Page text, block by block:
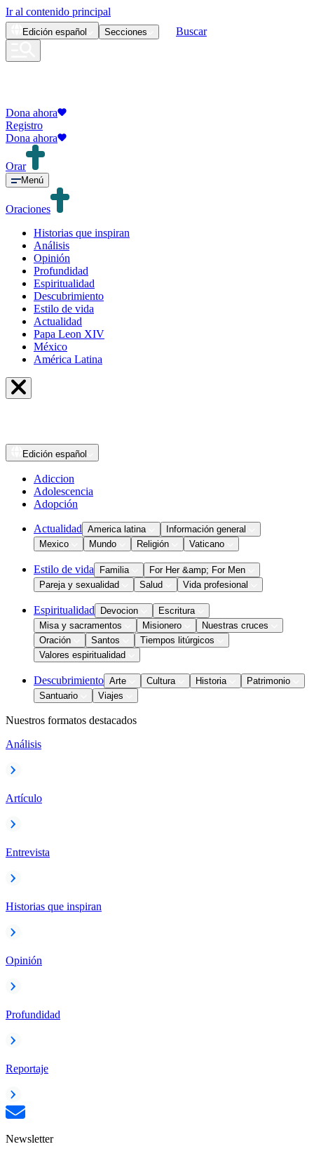
Ir al contenido principal
Edición español Secciones Buscar
Dona ahora
Registro
Dona ahora
Orar
Menú
Oraciones
Historias que inspiran
Análisis
Opinión
Profundidad
Espiritualidad
Descubrimiento
Estilo de vida
Actualidad
Papa Leon XIV
México
América Latina
Edición español
Adiccion
Adolescencia
Adopción
Actualidad America latina
Información general
Mexico
Mundo Religión Vaticano
Estilo de vida Familia
For Her &amp; For Men
Pareja y sexualidad
Salud Vida profesional
Espiritualidad Devocion
Escritura
Misa y sacramentos
Misionero
Nuestras cruces
Oración
Santos
Tiempos litúrgicos
Valores espiritualidad
Descubrimiento Arte Cultura Historia
Patrimonio
Santuario
Viajes
Nuestros formatos destacados
Análisis
Artículo
Entrevista
Historias que inspiran
Opinión
Profundidad
Reportaje
Newsletter